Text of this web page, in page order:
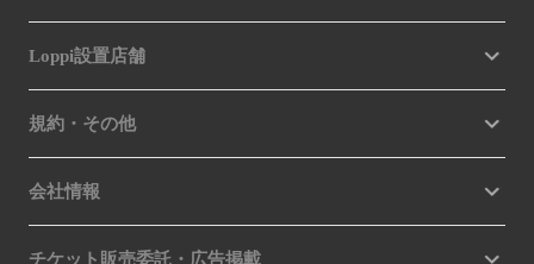
Loppi設置店舗
規約・その他
会社情報
チケット販売委託・広告掲載